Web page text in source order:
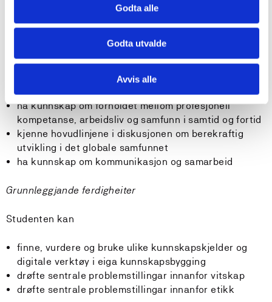
Godta alle
Godta utvalde
Avvis alle
Studenten skal
og forskingsbasert kunnskap
ha kunnskap om relevansen av profesjonell
kompetanse og profesjonane sine perspektiv på
forholdet mellom teori og praksis
ha kunnskap om forholdet mellom profesjonell
kompetanse, arbeidsliv og samfunn i samtid og fortid
kjenne hovudlinjene i diskusjonen om berekraftig
utvikling i det globale samfunnet
ha kunnskap om kommunikasjon og samarbeid
Grunnleggjande ferdigheiter
Studenten kan
finne, vurdere og bruke ulike kunnskapskjelder og
digitale verktøy i eiga kunnskapsbygging
drøfte sentrale problemstillingar innanfor vitskap
drøfte sentrale problemstillingar innanfor etikk